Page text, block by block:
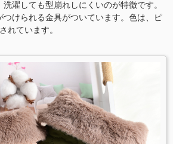
濯しても型崩れしにくいのが特徴です。
つけられる金具がついています。色は、ピ
れています。